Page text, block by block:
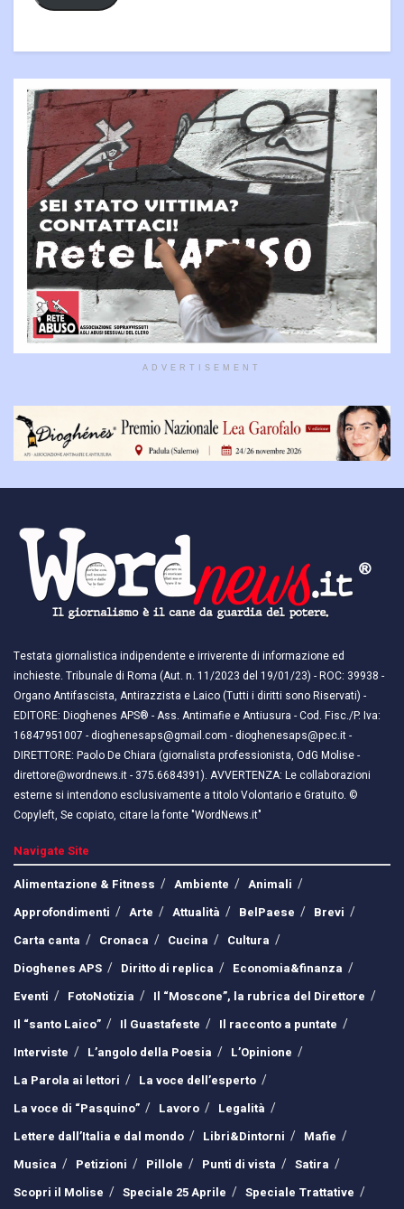
ADVERTISEMENT
Testata giornalistica indipendente e irriverente di informazione ed
inchieste. Tribunale di Roma (Aut. n. 11/2023 del 19/01/23) - ROC: 39938 -
Organo Antifascista, Antirazzista e Laico (Tutti i diritti sono Riservati) -
EDITORE: Dioghenes APS® - Ass. Antimafie e Antiusura - Cod. Fisc./P. Iva:
16847951007 - dioghenesaps@gmail.com - dioghenesaps@pec.it - ​​
DIRETTORE: Paolo De Chiara (giornalista professionista, OdG Molise -
direttore@wordnews.it - ​​375.6684391). AVVERTENZA: Le collaborazioni
esterne si intendono esclusivamente a titolo Volontario e Gratuito. ©
Copyleft, Se copiato, citare la fonte "WordNews.it"
Navigate Site
Alimentazione & Fitness
Ambiente
Animali
Approfondimenti
Arte Attualità BelPaese
Brevi
Carta canta
Cronaca Cucina
Cultura
Dioghenes APS
Diritto di replica
Economia&finanza
Eventi
FotoNotizia
Il “Moscone”, la rubrica del Direttore
Il “santo Laico”
Il Guastafeste
Il racconto a puntate
Interviste
L’angolo della Poesia
L’Opinione
La Parola ai lettori
La voce dell’esperto
La voce di “Pasquino”
Lavoro
Legalità
Lettere dall’Italia e dal mondo
Libri&Dintorni
Mafie
Musica
Petizioni Pillole Punti di vista
Satira
Scopri il Molise
Speciale 25 Aprile Speciale Trattative